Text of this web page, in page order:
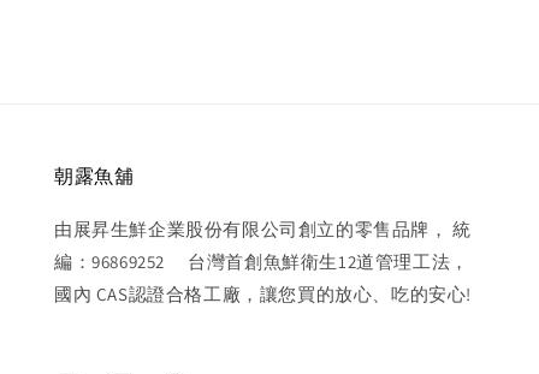
朝露魚舖
由展昇生鮮企業股份有限公司創立的零售品牌， 統
編：96869252 台灣首創魚鮮衛生12道管理工法，
國內 CAS認證合格工廠，讓您買的放心、吃的安心!